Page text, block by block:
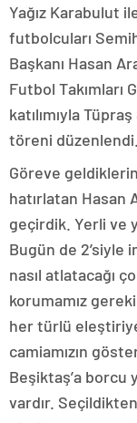
Yağız Karabulut
futbolcuları
Başkanı Hasan
Futbol Takımları
katılımıyla
töreni düzenlendi.
Göreve
hatırlatan Hasan
geçirdik. Yerli ve
Bugün de 2’siyle
nasıl atlatacağı
korumamız
her türlü eleştiriye
camiamızın
Beşiktaş’a borcu
vardır.